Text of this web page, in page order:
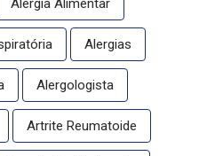
Alergia Alimentar
Alergias
Alergologista
Artrite Reumatoide